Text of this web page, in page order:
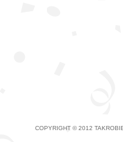
COPYRIGHT © 2012